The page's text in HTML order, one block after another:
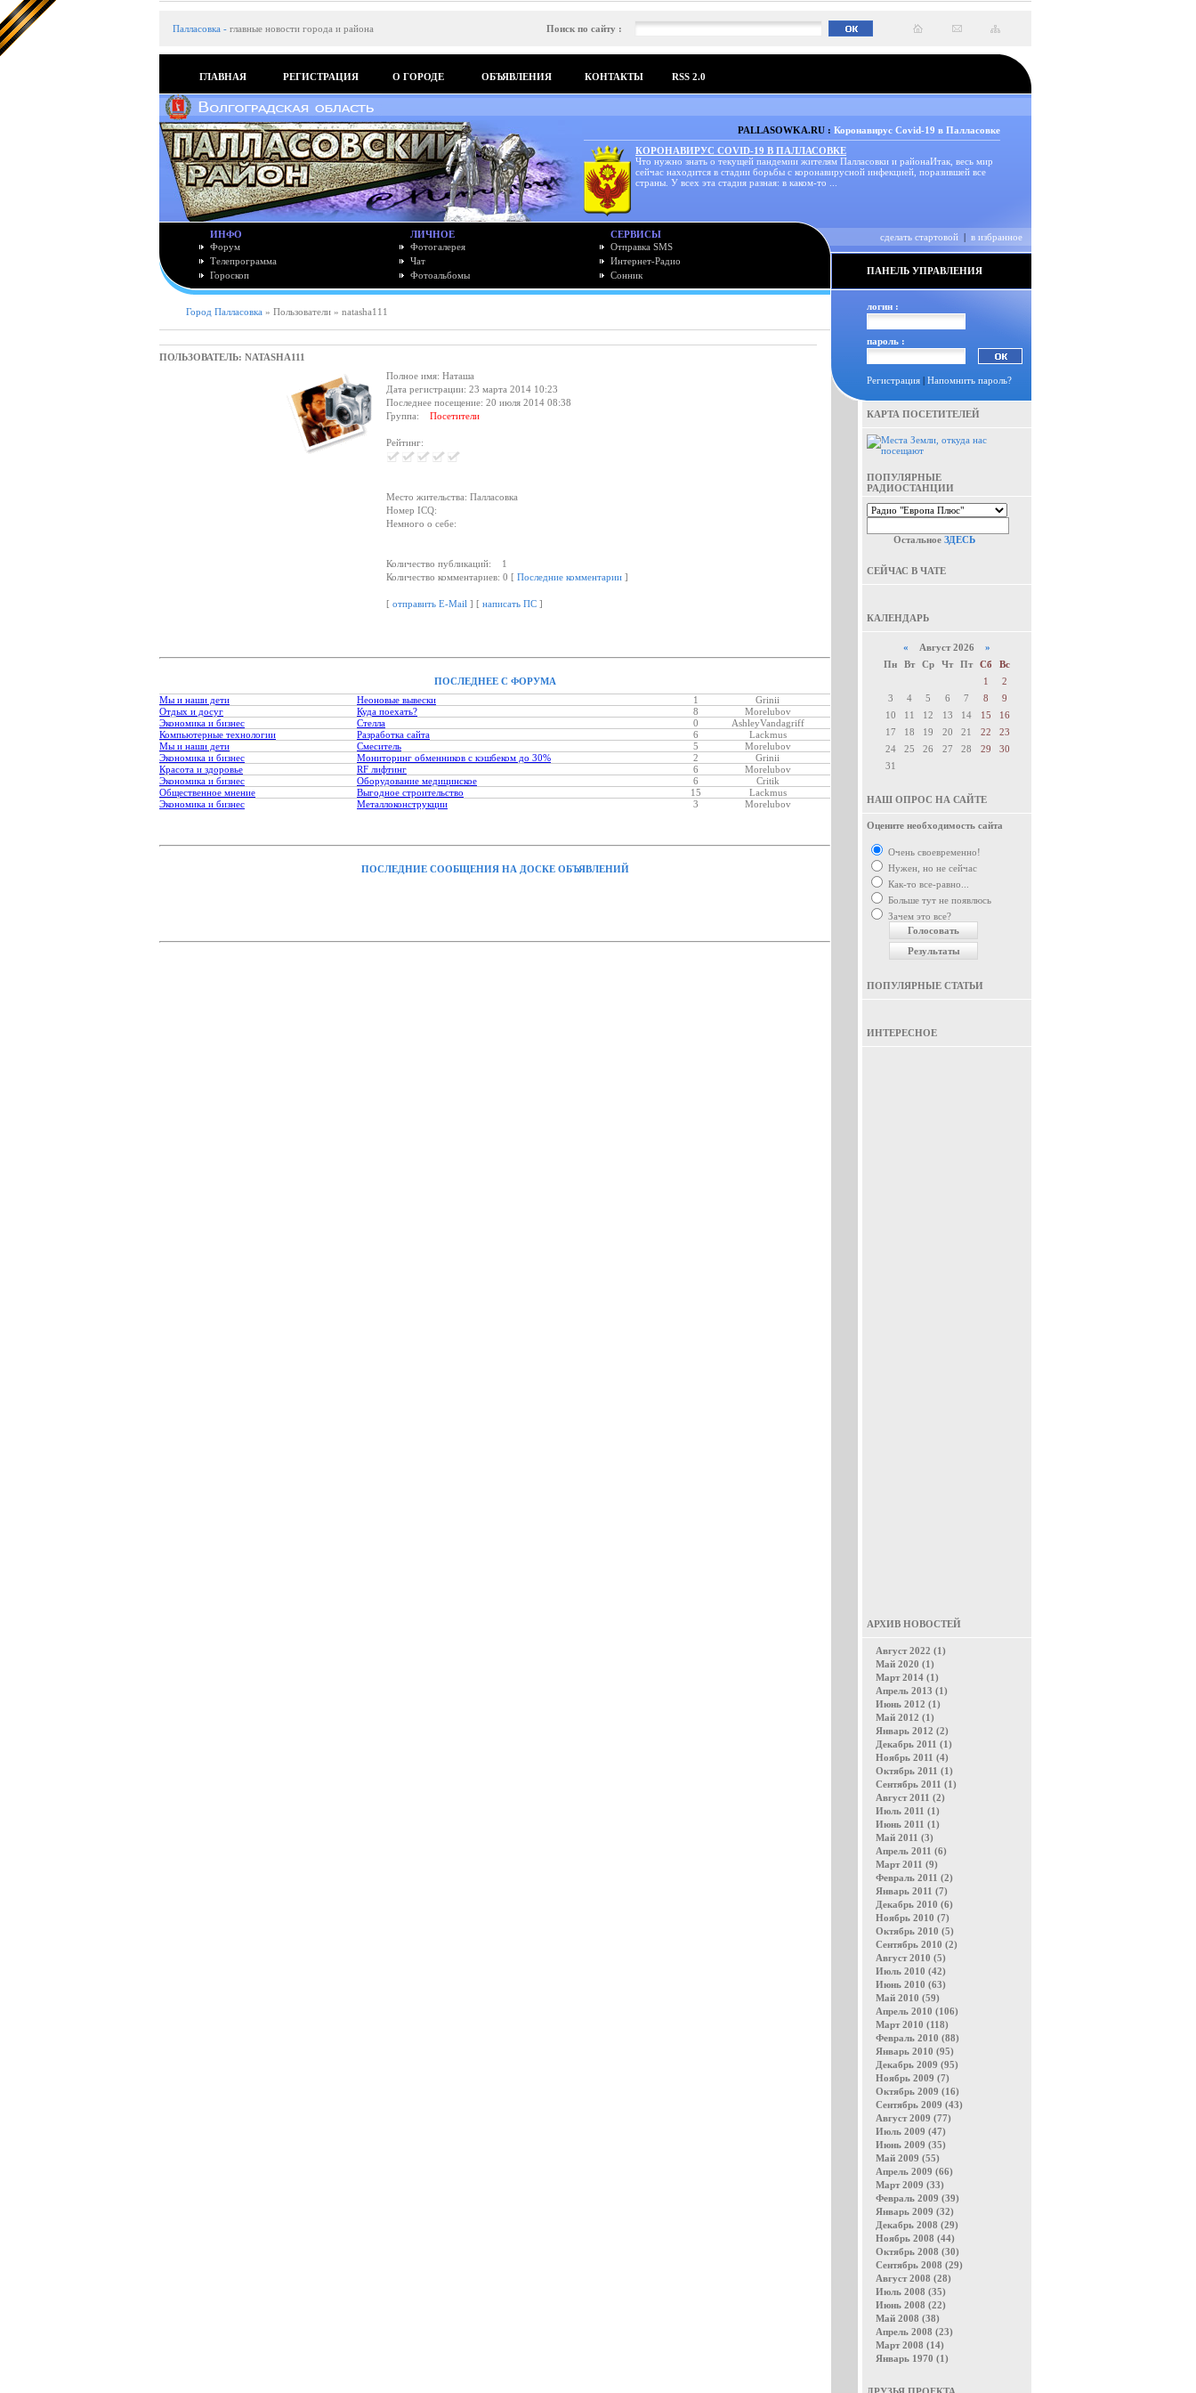
Палласовка - главные новости города и района Поиск по сайту :
ГЛАВНАЯ РЕГИСТРАЦИЯ О ГОРОДЕ ОБЪЯВЛЕНИЯ КОНТАКТЫ RSS 2.0
PALLASOWKA.RU : Коронавирус Covid-19 в Палласовке
КОРОНАВИРУС COVID-19 В ПАЛЛАСОВКЕ
Что нужно знать о текущей пандемии жителям Палласовки и районаИтак, весь мир
сейчас находится в стадии борьбы с коронавирусной инфекцией, поразившей все
страны. У всех эта стадия разная: в каком-то ...
ИНФО
Форум
Телепрограмма
Гороскоп
ЛИЧНОЕ
Фотогалерея
Чат
Фотоальбомы
СЕРВИСЫ
Отправка SMS
Интернет-Радио
Сонник
сделать стартовой | в избранное
ПАНЕЛЬ УПРАВЛЕНИЯ
Город Палласовка » Пользователи » natasha111
ПОЛЬЗОВАТЕЛЬ: NATASHA111
Полное имя: Наташа
Дата регистрации: 23 марта 2014 10:23
Последнее посещение: 20 июля 2014 08:38
Группа: Посетители
Рейтинг:
Место жительства: Палласовка
Номер ICQ:
Немного о себе:
Количество публикаций: 1
Количество комментариев: 0 [ Последние комментарии]
[ отправить E-Mail ] [ написать ПС]
ПОСЛЕДНЕЕ С ФОРУМА
Мы и наши дети
Неоновые вывески 1
Grinii
Отдых и досуг
Куда поехать? 8
Morelubov
Экономика и бизнес
Стелла 0
AshleyVandagriff
Компьютерные технологии
Разработка сайта 6
Lackmus
Мы и наши дети
Смеситель 5
Morelubov
Экономика и бизнес
Мониторинг обменников с кэшбеком до 30% 2
Grinii
Красота и здоровье
RF лифтинг 6
Morelubov
Экономика и бизнес
Оборудование медицинское 6
Critik
Общественное мнение
Выгодное строительство 15
Lackmus
Экономика и бизнес
Металлоконструкции 3 Morelubov
ПОСЛЕДНИЕ СООБЩЕНИЯ НА ДОСКЕ ОБЪЯВЛЕНИЙ
логин :
пароль :
Регистрация | Напомнить пароль?
КАРТА ПОСЕТИТЕЛЕЙ
ПОПУЛЯРНЫЕ
РАДИОСТАНЦИИ
Остальное ЗДЕСЬ
СЕЙЧАС В ЧАТЕ
КАЛЕНДАРЬ
« Август 2026 »
Пн
Вт Ср Чт Пт Сб
Вс
1
2
3
4 5 6 7 8
9
10
11 12 13 14 15
16
17
18 19 20 21 22
23
24
25 26 27 28 29
30
31
НАШ ОПРОС НА САЙТЕ
Оцените необходимость сайта
Очень своевременно!
Нужен, но не сейчас
Как-то все-равно...
Больше тут не появлюсь
Зачем это все?
ПОПУЛЯРНЫЕ СТАТЬИ
ИНТЕРЕСНОЕ
АРХИВ НОВОСТЕЙ
Август 2022 (1)
Май 2020 (1)
Март 2014 (1)
Апрель 2013 (1)
Июнь 2012 (1)
Май 2012 (1)
Январь 2012 (2)
Декабрь 2011 (1)
Ноябрь 2011 (4)
Октябрь 2011 (1)
Сентябрь 2011 (1)
Август 2011 (2)
Июль 2011 (1)
Июнь 2011 (1)
Май 2011 (3)
Апрель 2011 (6)
Март 2011 (9)
Февраль 2011 (2)
Январь 2011 (7)
Декабрь 2010 (6)
Ноябрь 2010 (7)
Октябрь 2010 (5)
Сентябрь 2010 (2)
Август 2010 (5)
Июль 2010 (42)
Июнь 2010 (63)
Май 2010 (59)
Апрель 2010 (106)
Март 2010 (118)
Февраль 2010 (88)
Январь 2010 (95)
Декабрь 2009 (95)
Ноябрь 2009 (7)
Октябрь 2009 (16)
Сентябрь 2009 (43)
Август 2009 (77)
Июль 2009 (47)
Июнь 2009 (35)
Май 2009 (55)
Апрель 2009 (66)
Март 2009 (33)
Февраль 2009 (39)
Январь 2009 (32)
Декабрь 2008 (29)
Ноябрь 2008 (44)
Октябрь 2008 (30)
Сентябрь 2008 (29)
Август 2008 (28)
Июль 2008 (35)
Июнь 2008 (22)
Май 2008 (38)
Апрель 2008 (23)
Март 2008 (14)
Январь 1970 (1)